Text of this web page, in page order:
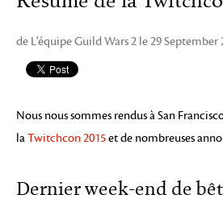
de L'équipe Guild Wars 2 le 29 September
Nous nous sommes rendus à San
laTwitchcon 2015et de nombreuses
Dernier week-end de